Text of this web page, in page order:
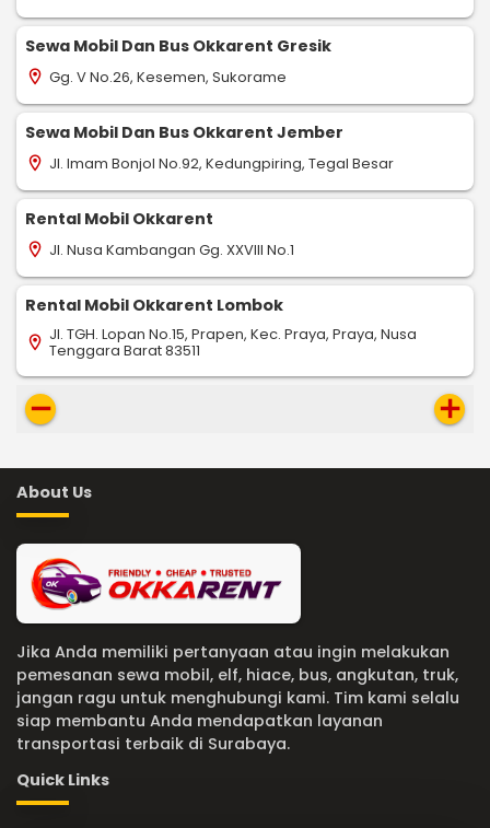
Sewa Mobil Dan Bus Okkarent Gresik
location_on Gg. V No.26, Kesemen, Sukorame
Sewa Mobil Dan Bus Okkarent Jember
location_on Jl. Imam Bonjol No.92, Kedungpiring, Tegal Besar
Rental Mobil Okkarent
location_on Jl. Nusa Kambangan Gg. XXVIII No.1
Rental Mobil Okkarent Lombok
location_on Jl. TGH. Lopan No.15, Prapen, Kec. Praya, Praya, Nusa
Tenggara Barat 83511
remove add
About Us
Jika Anda memiliki pertanyaan atau ingin melakukan
pemesanan sewa mobil, elf, hiace, bus, angkutan, truk,
jangan ragu untuk menghubungi kami. Tim kami selalu
siap membantu Anda mendapatkan layanan
transportasi terbaik di Surabaya.
Quick Links